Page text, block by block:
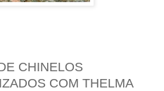
CHINELOS
COM THELMA